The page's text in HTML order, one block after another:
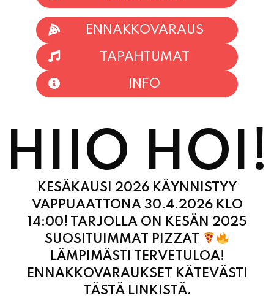
TAPAHTUMAT
INFO
HIIO HOI!
KESÄKAUSI 2026 KÄYNNISTYY
VAPPUAATTONA 30.4.2026 KLO
14:00! TARJOLLA ON KESÄN 2025
SUOSITUIMMAT PIZZAT
LÄMPIMÄSTI TERVETULOA!
ENNAKKOVARAUKSET KÄTEVÄSTI
TÄSTÄ LINKISTÄ.